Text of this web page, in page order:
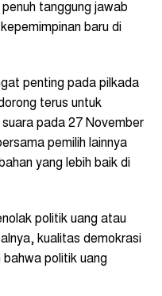
tanggung jawab
baru di
penting pada pilkada
terus untuk
pada 27 November
pemilih lainnya
yang lebih baik di
politik uang atau
kualitas demokrasi
bahwa politik uang